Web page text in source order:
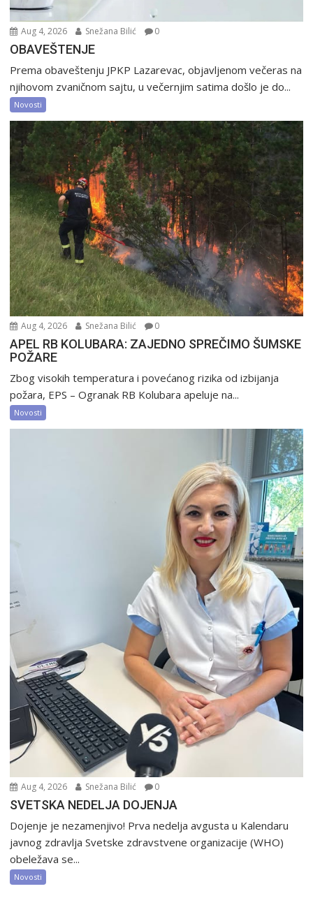
Aug 4, 2026 Snežana Bilić 0
OBAVEŠTENJE
Prema obaveštenju JPKP Lazarevac, objavljenom večeras na
njihovom zvaničnom sajtu, u večernjim satima došlo je do...
Novosti
Aug 4, 2026 Snežana Bilić 0
APEL RB KOLUBARA: ZAJEDNO SPREČIMO ŠUMSKE
POŽARE
Zbog visokih temperatura i povećanog rizika od izbijanja
požara, EPS – Ogranak RB Kolubara apeluje na...
Novosti
Aug 4, 2026 Snežana Bilić 0
SVETSKA NEDELJA DOJENJA
Dojenje je nezamenjivo! Prva nedelja avgusta u Kalendaru
javnog zdravlja Svetske zdravstvene organizacije (WHO)
obeležava se...
Novosti